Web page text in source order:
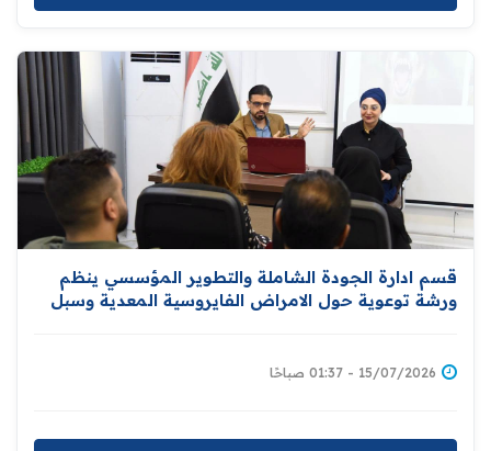
قسم ادارة الجودة الشاملة والتطوير المؤسسي ينظم
ورشة توعوية حول الامراض الفايروسية المعدية وسبل
15/07/2026 - 01:37 صباحًا